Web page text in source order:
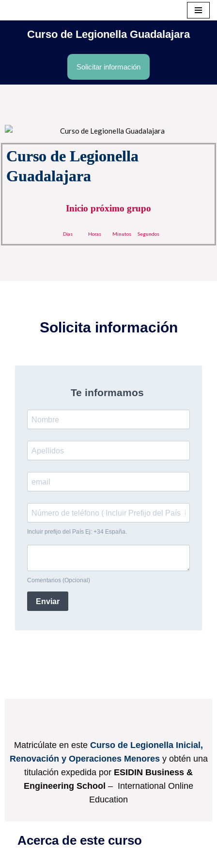
Curso de Legionella Guadalajara
Solicitar información
Curso de Legionella
Guadalajara
Inicio próximo grupo
Días Horas Minutos Segundos
Solicita información
Matricúlate en este Curso de Legionella Inicial,
Renovación y Operaciones Menoresy obtén una
titulación expedida por ESIDIN Business &
Engineering School – International Online
Education
Acerca de este curso